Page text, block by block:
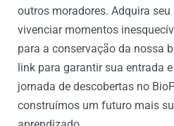
outros moradores. Adquira
vivenciar momentos
para a conservação da nossa
link para garantir sua entrada
jornada de descobertas no
construímos um futuro mais